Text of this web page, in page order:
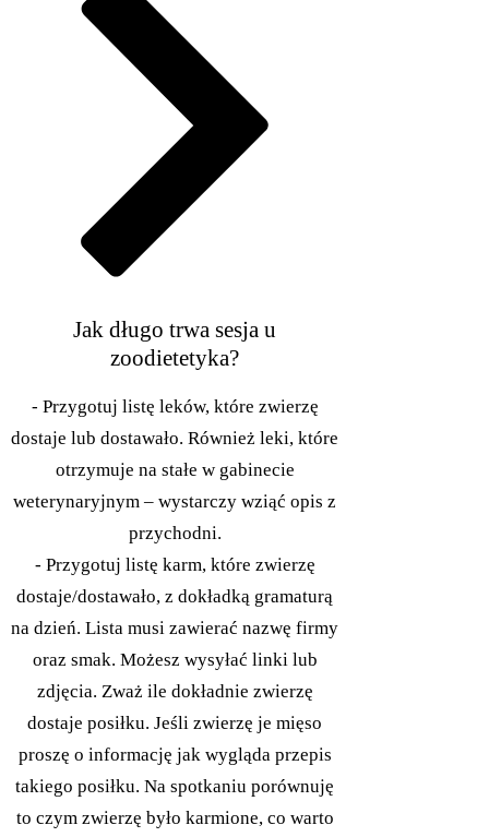
Jak długo trwa sesja u
zoodietetyka?
- Przygotuj listę leków, które zwierzę
dostaje lub dostawało. Również leki, które
otrzymuje na stałe w gabinecie
weterynaryjnym – wystarczy wziąć opis z
przychodni.
- Przygotuj listę karm, które zwierzę
dostaje/dostawało, z dokładką gramaturą
na dzień. Lista musi zawierać nazwę firmy
oraz smak. Możesz wysyłać linki lub
zdjęcia. Zważ ile dokładnie zwierzę
dostaje posiłku. Jeśli zwierzę je mięso
proszę o informację jak wygląda przepis
takiego posiłku. Na spotkaniu porównuję
to czym zwierzę było karmione, co warto